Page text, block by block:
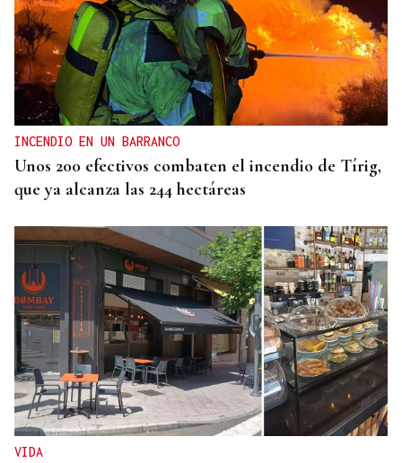
MODA
Black Friday 2025: el (ya no tan) secreto mejor
guardado del armario de las que más saben
INCENDIO EN UN BARRANCO
Unos 200 efectivos combaten el incendio de Tírig,
que ya alcanza las 244 hectáreas
VIDA